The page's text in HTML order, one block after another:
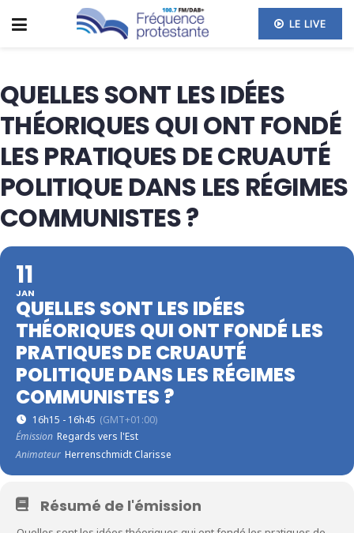
LE LIVE
QUELLES SONT LES IDÉES
THÉORIQUES QUI ONT FONDÉ
LES PRATIQUES DE CRUAUTÉ
POLITIQUE DANS LES RÉGIMES
COMMUNISTES ?
11
JAN
QUELLES SONT LES IDÉES
THÉORIQUES QUI ONT FONDÉ LES
PRATIQUES DE CRUAUTÉ
POLITIQUE DANS LES RÉGIMES
COMMUNISTES ?
16h15 - 16h45 (GMT+01:00)
Émission Regards vers l'Est
Animateur Herrenschmidt Clarisse
Résumé de l'émission